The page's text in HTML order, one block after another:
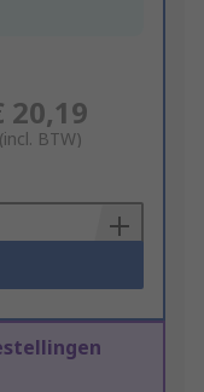
20,19
(incl. BTW)